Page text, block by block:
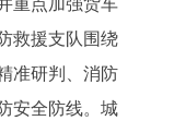
重点加强货车
救援支队围绕
准研判、消防
安全防线。城